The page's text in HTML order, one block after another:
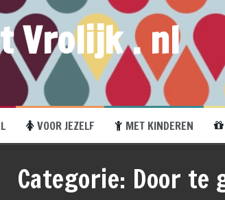
Vrolijk . nl
VOOR JEZELF MET KINDEREN
Categorie: Door te